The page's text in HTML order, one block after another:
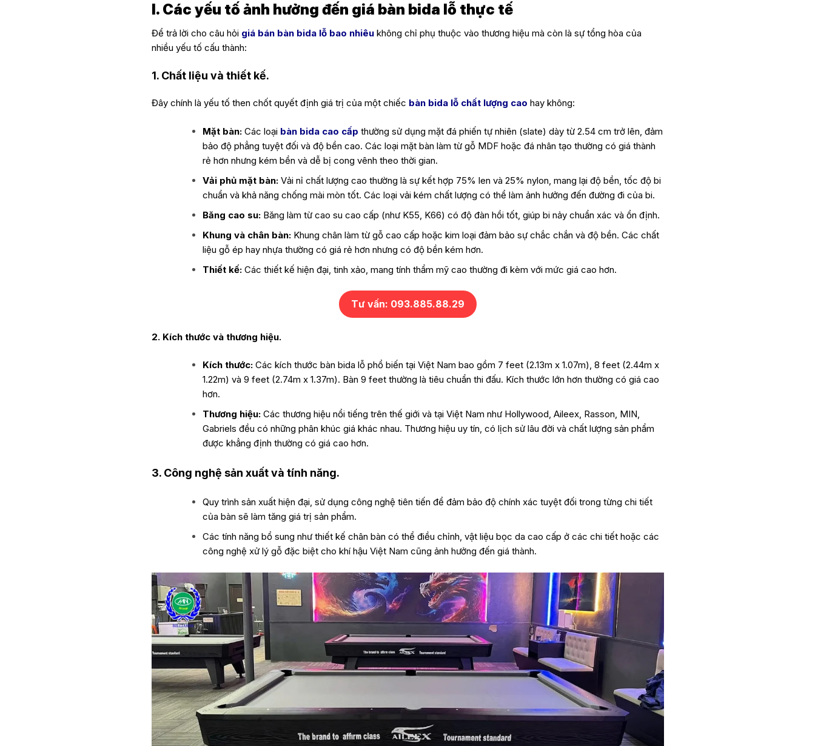
I. Các yếu tố ảnh hưởng đến giá bàn bida lỗ thực tế
Để trả lời cho câu hỏi giá bán bàn bida lỗ bao nhiêukhông chỉ phụ thuộc vào thương hiệu mà còn là sự tổng hòa của
nhiều yếu tố cấu thành:
1. Chất liệu và thiết kế.
Đây chính là yếu tố then chốt quyết định giá trị của một chiếc bàn bida lỗ chất lượng cao hay không:
Mặt bàn:Các loại bàn bida cao cấp thường sử dụng mặt đá phiến tự nhiên (slate) dày từ 2.54 cm trở lên, đảm
bảo độ phẳng tuyệt đối và độ bền cao. Các loại mặt bàn làm từ gỗ MDF hoặc đá nhân tạo thường có giá thành
rẻ hơn nhưng kém bền và dễ bị cong vênh theo thời gian.
Vải phủ mặt bàn:Vải nỉ chất lượng cao thường là sự kết hợp 75% len và 25% nylon, mang lại độ bền, tốc độ bi
chuẩn và khả năng chống mài mòn tốt. Các loại vải kém chất lượng có thể làm ảnh hưởng đến đường đi của bi.
Băng cao su:Băng làm từ cao su cao cấp (như K55, K66) có độ đàn hồi tốt, giúp bi nảy chuẩn xác và ổn định.
Khung và chân bàn:Khung chân làm từ gỗ cao cấp hoặc kim loại đảm bảo sự chắc chắn và độ bền. Các chất
liệu gỗ ép hay nhựa thường có giá rẻ hơn nhưng có độ bền kém hơn.
Thiết kế:Các thiết kế hiện đại, tinh xảo, mang tính thẩm mỹ cao thường đi kèm với mức giá cao hơn.
Tư vấn: 093.885.88.29
2. Kích thước và thương hiệu.
Kích thước:Các kích thước bàn bida lỗ phổ biến tại Việt Nam bao gồm 7 feet (2.13m x 1.07m), 8 feet (2.44m x
1.22m) và 9 feet (2.74m x 1.37m). Bàn 9 feet thường là tiêu chuẩn thi đấu. Kích thước lớn hơn thường có giá cao
hơn.
Thương hiệu:Các thương hiệu nổi tiếng trên thế giới và tại Việt Nam như Hollywood, Aileex, Rasson, MIN,
Gabriels đều có những phân khúc giá khác nhau. Thương hiệu uy tín, có lịch sử lâu đời và chất lượng sản phẩm
được khẳng định thường có giá cao hơn.
3. Công nghệ sản xuất và tính năng.
Quy trình sản xuất hiện đại, sử dụng công nghệ tiên tiến để đảm bảo độ chính xác tuyệt đối trong từng chi tiết
của bàn sẽ làm tăng giá trị sản phẩm.
Các tính năng bổ sung như thiết kế chân bàn có thể điều chỉnh, vật liệu bọc da cao cấp ở các chi tiết hoặc các
công nghệ xử lý gỗ đặc biệt cho khí hậu Việt Nam cũng ảnh hưởng đến giá thành.